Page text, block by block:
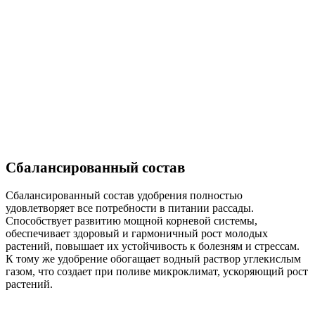
Сбалансированный состав
Сбалансированный состав удобрения полностью
удовлетворяет все потребности в питании рассады.
Способствует развитию мощной корневой системы,
обеспечивает здоровый и гармоничный рост молодых
растений, повышает их устойчивость к болезням и стрессам.
К тому же удобрение обогащает водный раствор углекислым
газом, что создает при поливе микроклимат, ускоряющий рост
растений.